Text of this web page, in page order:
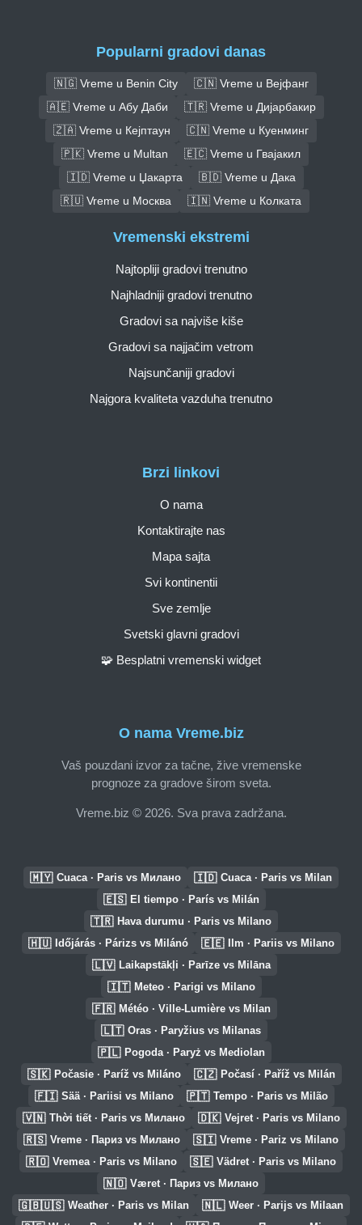
Popularni gradovi danas
🇳🇬 Vreme u Benin City
🇨🇳 Vreme u Вејфанг
🇦🇪 Vreme u Абу Даби
🇹🇷 Vreme u Дијарбакир
🇿🇦 Vreme u Кејптаун
🇨🇳 Vreme u Куенминг
🇵🇰 Vreme u Multan
🇪🇨 Vreme u Гвајакил
🇮🇩 Vreme u Џакарта
🇧🇩 Vreme u Дака
🇷🇺 Vreme u Москва
🇮🇳 Vreme u Колката
O nama Vreme.biz
Vaš pouzdani izvor za tačne, žive vremenske
prognoze za gradove širom sveta.
Vreme.biz © 2026. Sva prava zadržana.
Brzi linkovi
O nama
Kontaktirajte nas
Mapa sajta
Svi kontinentii
Sve zemlje
Svetski glavni gradovi
🧩 Besplatni vremenski widget
Vremenski ekstremi
Najtopliji gradovi trenutno
Najhladniji gradovi trenutno
Gradovi sa najviše kiše
Gradovi sa najjačim vetrom
Najsunčaniji gradovi
Najgora kvaliteta vazduha trenutno
🇲🇾 Cuaca · Paris vs Милано 🇮🇩 Cuaca · Paris vs Milan
🇪🇸 El tiempo · París vs Milán
🇹🇷 Hava durumu · Paris vs Milano
🇭🇺 Időjárás · Párizs vs Milánó 🇪🇪 Ilm · Pariis vs Milano
🇱🇻 Laikapstākļi · Parīze vs Milāna
🇮🇹 Meteo · Parigi vs Milano
🇫🇷 Météo · Ville-Lumière vs Milan
🇱🇹 Oras · Paryžius vs Milanas
🇵🇱 Pogoda · Paryż vs Mediolan
🇸🇰 Počasie · Paríž vs Miláno 🇨🇿 Počasí · Paříž vs Milán
🇫🇮 Sää · Pariisi vs Milano 🇵🇹 Tempo · Paris vs Milão
🇻🇳 Thời tiết · Paris vs Милано 🇩🇰 Vejret · Paris vs Milano
🇷🇸 Vreme · Париз vs Милано 🇸🇮 Vreme · Pariz vs Milano
🇷🇴 Vremea · Paris vs Milano 🇸🇪 Vädret · Paris vs Milano
🇳🇴 Været · Париз vs Милано
🇬🇧🇺🇸 Weather · Paris vs Milan 🇳🇱 Weer · Parijs vs Milaan